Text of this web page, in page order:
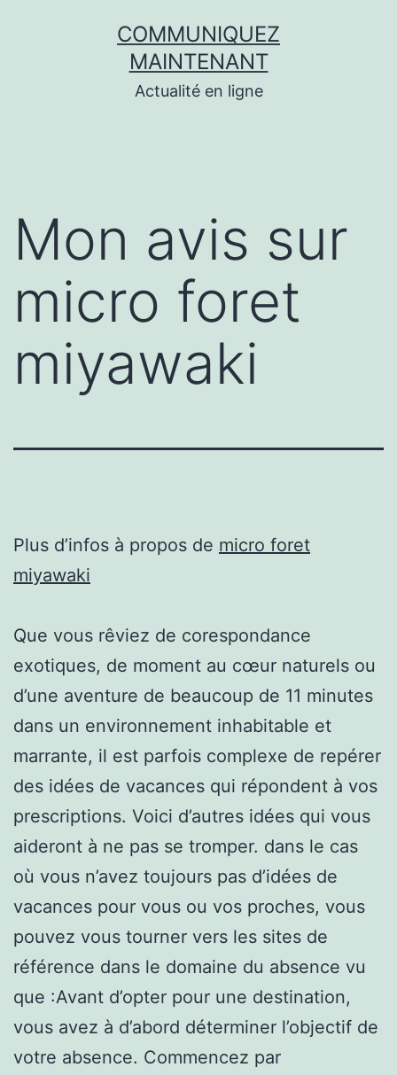
COMMUNIQUEZ
MAINTENANT
Actualité en ligne
Mon avis sur
micro foret
miyawaki
Plus d’infos à propos de micro foret
miyawaki
Que vous rêviez de corespondance
exotiques, de moment au cœur naturels ou
d’une aventure de beaucoup de 11 minutes
dans un environnement inhabitable et
marrante, il est parfois complexe de repérer
des idées de vacances qui répondent à vos
prescriptions. Voici d’autres idées qui vous
aideront à ne pas se tromper. dans le cas
où vous n’avez toujours pas d’idées de
vacances pour vous ou vos proches, vous
pouvez vous tourner vers les sites de
référence dans le domaine du absence vu
que :Avant d’opter pour une destination,
vous avez à d’abord déterminer l’objectif de
votre absence. Commencez par